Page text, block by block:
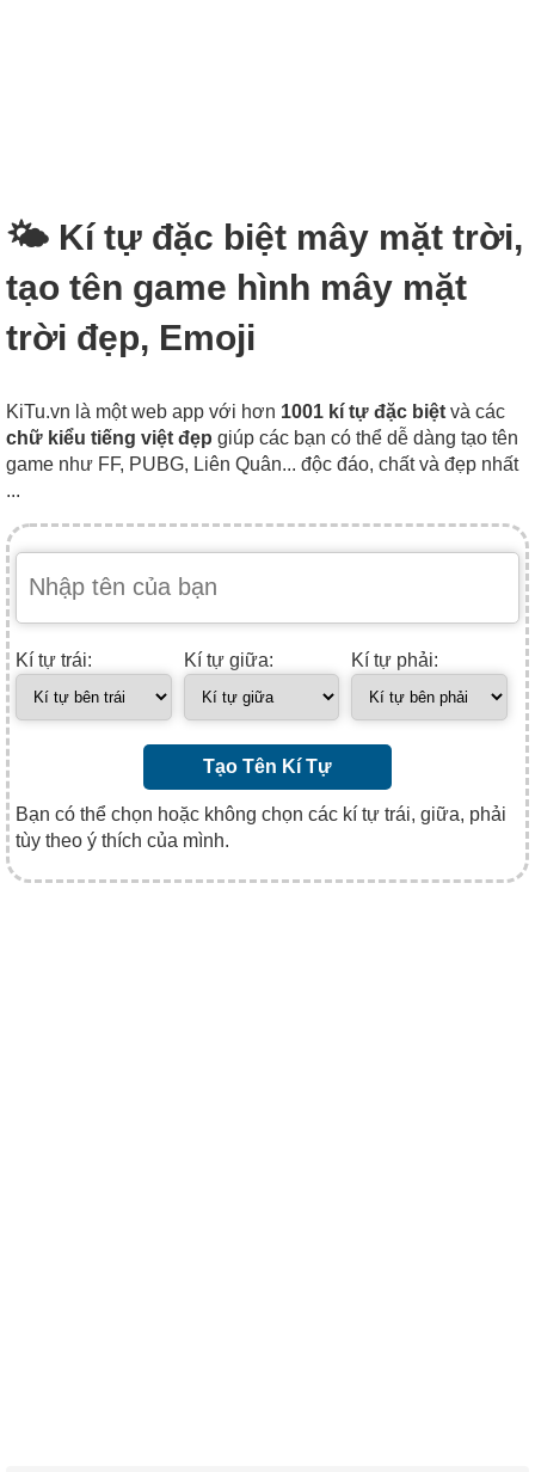
🌤️ Kí tự đặc biệt mây mặt trời,
tạo tên game hình mây mặt
trời đẹp, Emoji
KiTu.vn là một web app với hơn 1001 kí tự đặc biệt và các
chữ kiểu tiếng việt đẹp giúp các bạn có thể dễ dàng tạo tên
game như FF, PUBG, Liên Quân... độc đáo, chất và đẹp nhất
...
Kí tự trái: Kí tự giữa: Kí tự phải:
Tạo Tên Kí Tự
Bạn có thể chọn hoặc không chọn các kí tự trái, giữa, phải
tùy theo ý thích của mình.